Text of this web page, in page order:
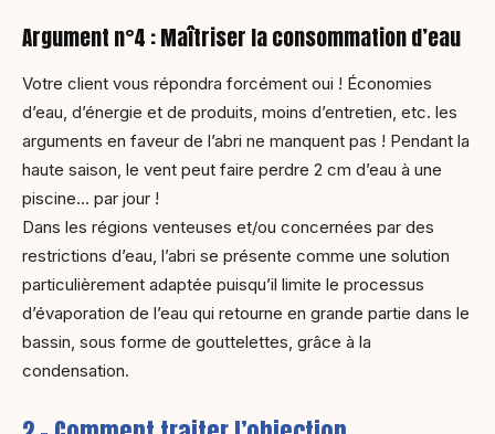
Argument n°4 : Maîtriser la consommation d’eau
Votre client vous répondra forcément oui ! Économies
d’eau, d’énergie et de produits, moins d’entretien, etc. les
arguments en faveur de l’abri ne manquent pas ! Pendant la
haute saison, le vent peut faire perdre 2 cm d’eau à une
piscine… par jour !
Dans les régions venteuses et/ou concernées par des
restrictions d’eau, l’abri se présente comme une solution
particulièrement adaptée puisqu’il limite le processus
d’évaporation de l’eau qui retourne en grande partie dans le
bassin, sous forme de gouttelettes, grâce à la
condensation.